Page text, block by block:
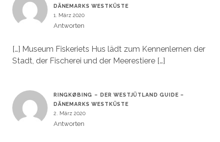
DÄNEMARKS WESTKÜSTE
1. März 2020
Antworten
[…] Museum Fiskeriets Hus lädt zum Kennenlernen der
Stadt, der Fischerei und der Meerestiere […]
RINGKØBING – DER WESTJÜTLAND GUIDE –
DÄNEMARKS WESTKÜSTE
2. März 2020
Antworten